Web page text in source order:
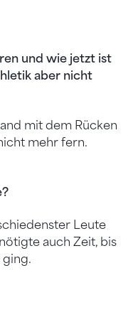
und wie jetzt ist
aber nicht
mit dem Rücken
mehr fern.
Leute
auch Zeit, bis